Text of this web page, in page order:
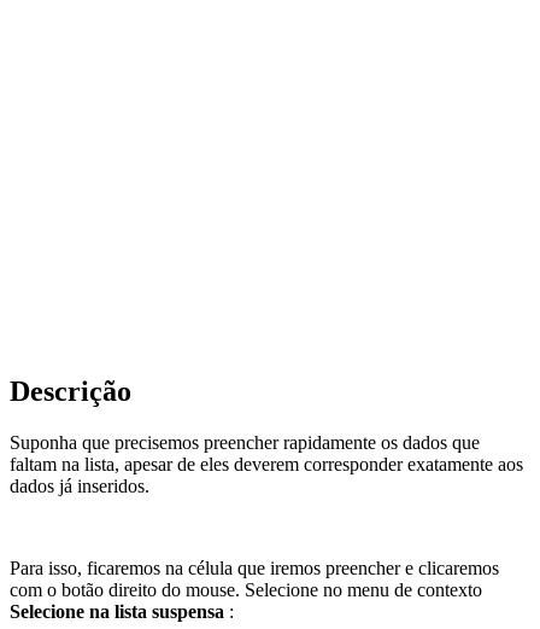
Descrição
Suponha que precisemos preencher rapidamente os dados que
faltam na lista, apesar de eles deverem corresponder exatamente aos
dados já inseridos.
Para isso, ficaremos na célula que iremos preencher e clicaremos
com o botão direito do mouse. Selecione no menu de contexto
Selecione na lista suspensa :